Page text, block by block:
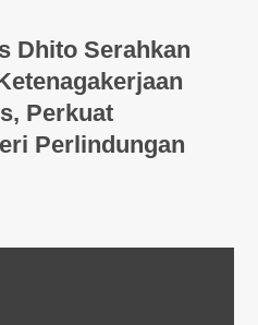
Dhito Serahkan
Perkuat
Perlindungan